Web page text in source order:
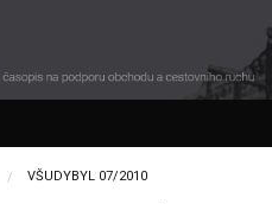
VŠUDYBYL 07/2010